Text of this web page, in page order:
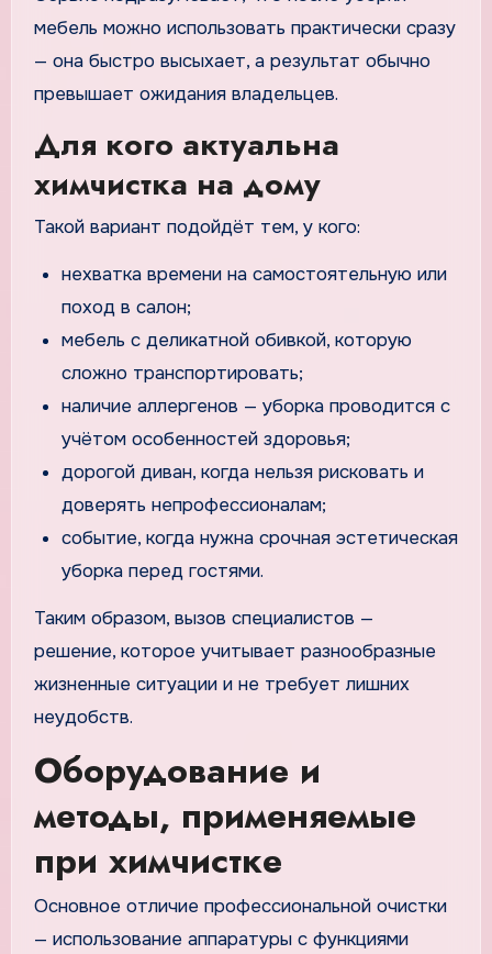
мебель можно использовать практически сразу
— она быстро высыхает, а результат обычно
превышает ожидания владельцев.
Для кого актуальна
химчистка на дому
Такой вариант подойдёт тем, у кого:
нехватка времени на самостоятельную или
поход в салон;
мебель с деликатной обивкой, которую
сложно транспортировать;
наличие аллергенов — уборка проводится с
учётом особенностей здоровья;
дорогой диван, когда нельзя рисковать и
доверять непрофессионалам;
событие, когда нужна срочная эстетическая
уборка перед гостями.
Таким образом, вызов специалистов —
решение, которое учитывает разнообразные
жизненные ситуации и не требует лишних
неудобств.
Оборудование и
методы, применяемые
при химчистке
Основное отличие профессиональной очистки
— использование аппаратуры с функциями